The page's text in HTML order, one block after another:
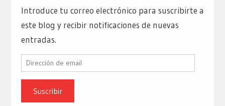
Introduce tu correo electrónico para suscribirte a
este blog y recibir notificaciones de nuevas
entradas.
Dirección
email